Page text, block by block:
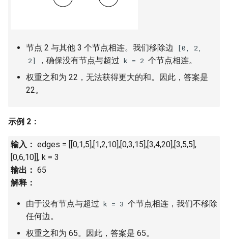
21. 调整数组顺序使奇数位于
偶数前面
22. 链表中倒数第 k 个节点
26. 树的子结构
27. 二叉树的镜像
28. 对称的二叉树
29. 顺时针打印矩阵
17. 含有所有字符的最短字符
18. 有效的回文
19. 最多删除一个字符得到回
点
22. 链表中环的入口节点
24. 反转链表
3.3. 堆盘子
3.5. 栈排序
3.6. 动物收容所
4.1. 节点间通路
4.2. 最小高度树
4.4. 检查平衡性
节点 2 与其他 3 个节点相连。我们移除边
[0, 2,
2]
，确保没有节点与超过 k = 2 个节点相连。
权重之和为 22，无法获得更大的和。因此，答案是
22。
示例 2：
输入： edges = [[0,1,5],[1,2,10],[0,3,15],[3,4,20],[3,5,5],
[0,6,10]], k = 3
输出： 65
解释：
由于没有节点与超过 k = 3 个节点相连，我们不移除
任何边。
权重之和为 65。因此，答案是 65。